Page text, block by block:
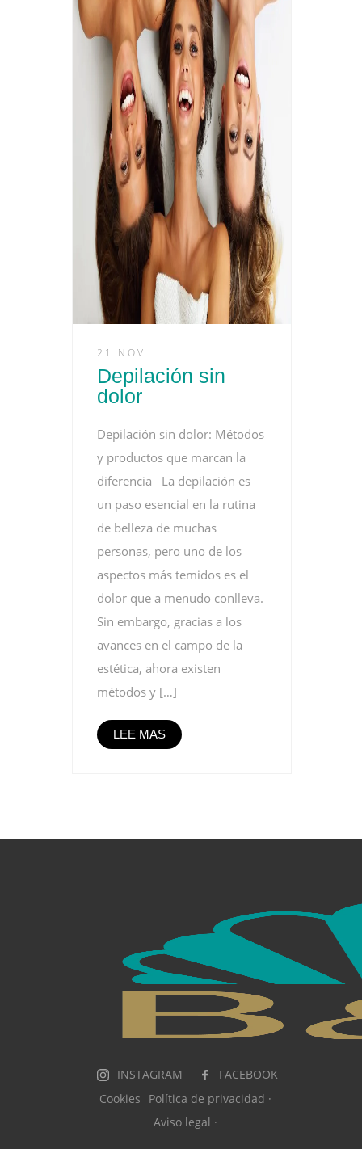
21 NOV
Depilación sin
dolor
Depilación sin dolor: Métodos
y productos que marcan la
diferencia La depilación es
un paso esencial en la rutina
de belleza de muchas
personas, pero uno de los
aspectos más temidos es el
dolor que a menudo conlleva.
Sin embargo, gracias a los
avances en el campo de la
estética, ahora existen
métodos y […]
LEE MAS
INSTAGRAM
FACEBOOK
Cookies
Política de privacidad ·
Aviso legal ·